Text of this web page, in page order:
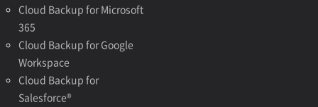
Cloud Backup for Microsoft
365
Cloud Backup for Google
Workspace
Cloud Backup for
Salesforce®